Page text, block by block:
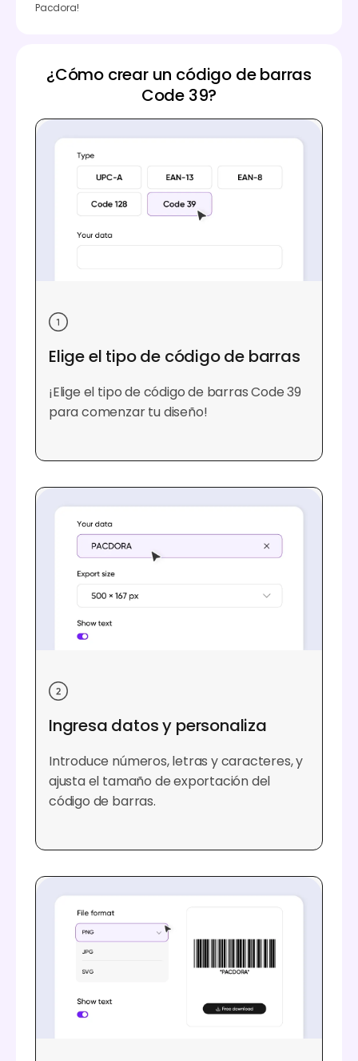
Pacdora!
¿Cómo crear un código de barras
Code 39?
Elige el tipo de código de barras
¡Elige el tipo de código de barras Code 39
para comenzar tu diseño!
Ingresa datos y personaliza
Introduce números, letras y caracteres, y
ajusta el tamaño de exportación del
código de barras.